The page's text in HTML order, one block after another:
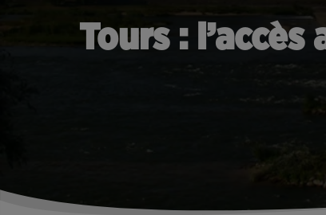
Tours :